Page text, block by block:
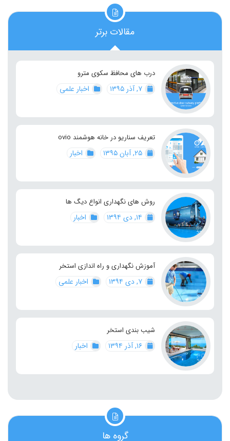
مقالات برتر
درب های محافظ سکوی مترو
اخبار علمی
تعریف سناریو در خانه هوشمند ovio
اخبار
روش های نگهداری انواع دیگ ها
اخبار
آموزش نگهداری و راه اندازی استخر
اخبار علمی
شیب بندی استخر
اخبار
گروه ها